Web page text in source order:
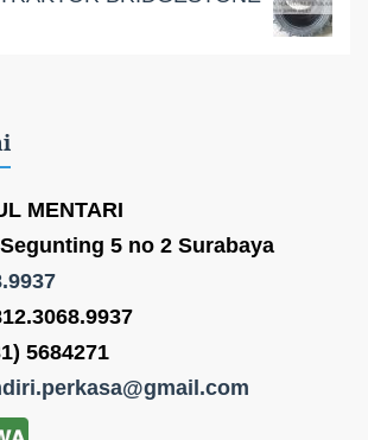
MENTARI
5 no 2 Surabaya
5684271